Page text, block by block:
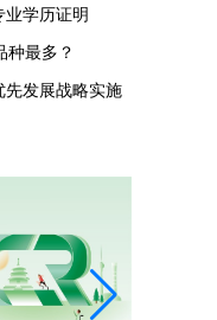
学历证明
种最多？
发展战略实施